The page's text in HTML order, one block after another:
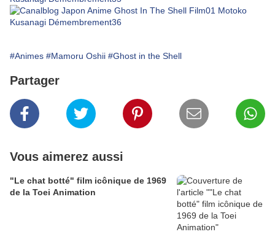
#Animes #Mamoru Oshii #Ghost in the Shell
Partager
Vous aimerez aussi
"Le chat botté" film icônique de 1969
de la Toei Animation